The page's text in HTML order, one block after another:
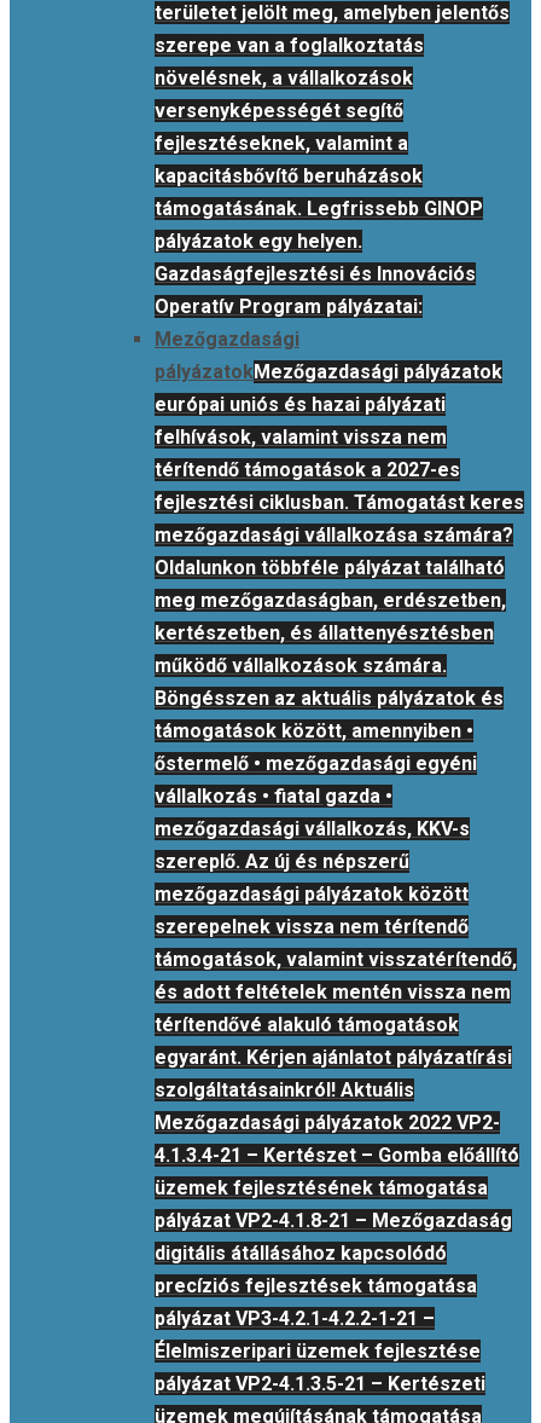
területet jelölt meg, amelyben jelentős
szerepe van a foglalkoztatás
növelésnek, a vállalkozások
versenyképességét segítő
fejlesztéseknek, valamint a
kapacitásbővítő beruházások
támogatásának. Legfrissebb GINOP
pályázatok egy helyen.
Gazdaságfejlesztési és Innovációs
Operatív Program pályázatai:
Mezőgazdasági
pályázatokMezőgazdasági pályázatok
európai uniós és hazai pályázati
felhívások, valamint vissza nem
térítendő támogatások a 2027-es
fejlesztési ciklusban. Támogatást keres
mezőgazdasági vállalkozása számára?
Oldalunkon többféle pályázat található
meg mezőgazdaságban, erdészetben,
kertészetben, és állattenyésztésben
működő vállalkozások számára.
Böngésszen az aktuális pályázatok és
támogatások között, amennyiben •
őstermelő • mezőgazdasági egyéni
vállalkozás • fiatal gazda •
mezőgazdasági vállalkozás, KKV-s
szereplő. Az új és népszerű
mezőgazdasági pályázatok között
szerepelnek vissza nem térítendő
támogatások, valamint visszatérítendő,
és adott feltételek mentén vissza nem
térítendővé alakuló támogatások
egyaránt. Kérjen ajánlatot pályázatírási
szolgáltatásainkról! Aktuális
Mezőgazdasági pályázatok 2022 VP2-
4.1.3.4-21 – Kertészet – Gomba előállító
üzemek fejlesztésének támogatása
pályázat VP2-4.1.8-21 – Mezőgazdaság
digitális átállásához kapcsolódó
precíziós fejlesztések támogatása
pályázat VP3-4.2.1-4.2.2-1-21 –
Élelmiszeripari üzemek fejlesztése
pályázat VP2-4.1.3.5-21 – Kertészeti
üzemek megújításának támogatása